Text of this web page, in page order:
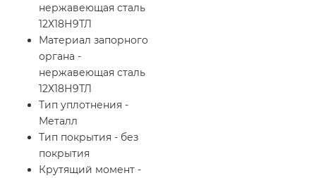
нержавеющая сталь
12Х18Н9ТЛ
Материал запорного
органа -
нержавеющая сталь
12Х18Н9ТЛ
Тип уплотнения -
Металл
Тип покрытия - без
покрытия
Крутящий момент -